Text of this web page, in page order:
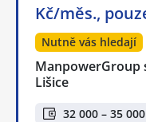
Kč/měs.,
Nutně vás hledají
ManpowerGroup
Lišice
32 000 – 35